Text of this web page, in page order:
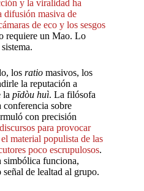
y la viralidad ha
difusión masiva de
de eco y los sesgos
requiere un Mao. Lo
los ratio masivos, los
la reputación a
la pīdòu huì. La filósofa
sobre
con precisión
discursos para provocar
el material populista de las
poco escrupulosos.
simbólica funciona,
de lealtad al grupo.